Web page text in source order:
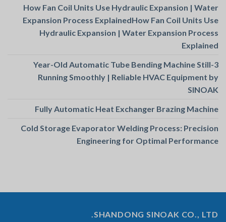
How Fan Coil Units Use Hydraulic Expansion | Water
Expansion Process ExplainedHow Fan Coil Units Use
Hydraulic Expansion | Water Expansion Process
Explained
3-Year-Old Automatic Tube Bending Machine Still
Running Smoothly | Reliable HVAC Equipment by
SINOAK
Fully Automatic Heat Exchanger Brazing Machine
Cold Storage Evaporator Welding Process: Precision
Engineering for Optimal Performance
SHANDONG SINOAK CO., LTD.